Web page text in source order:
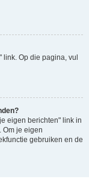
Op die pagina, vul
eigen berichten" link in
Om je eigen
gebruiken en de